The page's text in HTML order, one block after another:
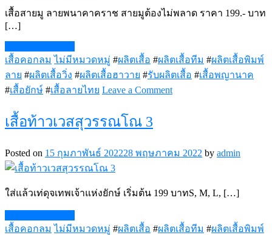
เสื้อสายมู ลายพนาคาคราช สายมูต้องไม่พลาด ราคา 199.- บาท
[…]
เสื้อคอกลม ไม่มีหมวดหมู่ #ผลิตเสื้อ #ผลิตเสื้อทีม #ผลิตเสื้อพิมพ์
ลาย #ผลิตเสื้อวิ่ง #ผลิตเสื้อฮาวาย #รับผลิตเสื้อ #เสื้อพญานาค
#เสื้อยักษ์ #เสื้อลายไทย Leave a Commenton
เสื้อท้าวเวสสุวรรณโณ 3
Posted on 15 กุมภาพันธ์ 202228 พฤษภาคม 2022 by admin
ใส่แล้วเท่ดุจเทพเจ้าแห่งยักษ์ เริ่มต้น 199 บาทS, M, L, […]
เสื้อคอกลม ไม่มีหมวดหมู่ #ผลิตเสื้อ #ผลิตเสื้อทีม #ผลิตเสื้อพิมพ์